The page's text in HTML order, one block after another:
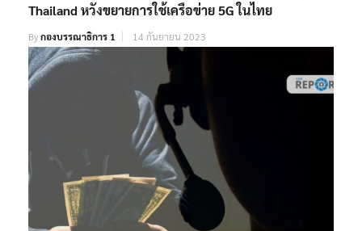
Thailand หวังขยายการใช้เครือข่าย 5G ในไทย
Byกองบรรณาธิการ 1 14 กันยายน 2023